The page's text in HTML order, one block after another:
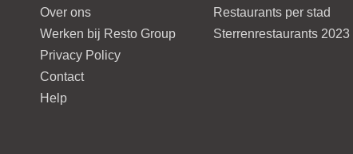
Over ons
Werken bij Resto Group
Privacy Policy
Contact
Help
Restaurants per stad
Sterrenrestaurants 2023